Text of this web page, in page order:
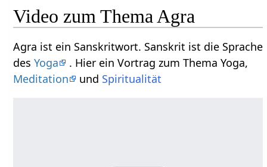
Video zum Thema Agra
Agra ist ein Sanskritwort. Sanskrit ist die Sprache
desYoga
. Hier ein Vortrag zum Thema Yoga,
Meditation
und Spiritualität